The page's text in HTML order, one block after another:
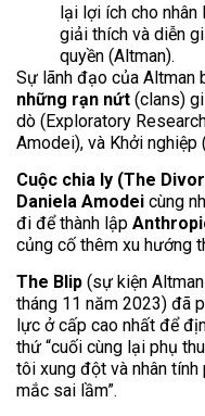
lại lợi ích cho
giải thích và diễn
quyền (Altman).
Sự lãnh đạo của Altman
những rạn nứt (clans)
dò (Exploratory
Amodei), và Khởi nghiệp
Cuộc chia ly (The
Daniela Amodei cùng
đi để thành lập
củng cố thêm xu hướng
The Blip (sự kiện
tháng 11 năm 2023) đã
lực ở cấp cao nhất để
thứ “cuối cùng lại phụ
tôi xung đột và nhân
mắc sai lầm”.